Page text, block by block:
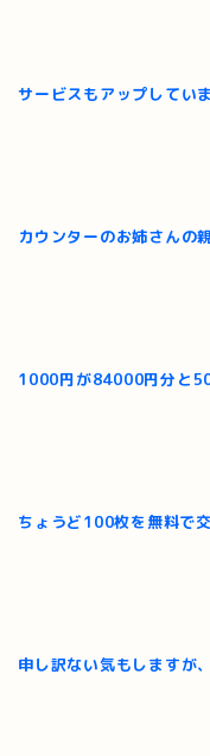
サービスもアップしてい
カウンターのお姉さんの
1000円が84000円分と
ちょうど100枚を無料で
申し訳ない気もしますが、